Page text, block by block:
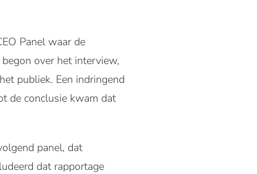
Panel waar de
over het interview,
publiek. Een indringend
de conclusie kwam dat
panel, dat
dat rapportage